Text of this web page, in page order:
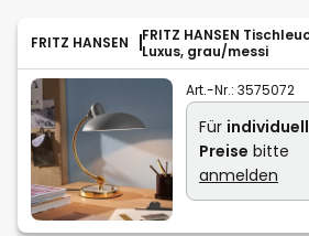
FRITZ HANSEN
FRITZ HANSEN
Luxus, grau/messi
Art.-Nr.: 3575072
Für
Preise bitte
anmelden